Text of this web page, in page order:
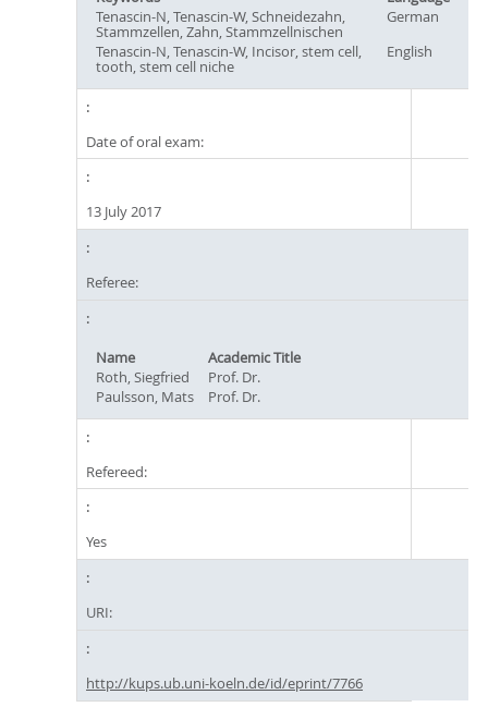
Tenascin-N, Tenascin-W, Schneidezahn,
Stammzellen, Zahn, Stammzellnischen
German
Tenascin-N, Tenascin-W, Incisor, stem cell,
tooth, stem cell niche
English
Date of oral exam:
13 July 2017
Referee:
Name
Academic Title
Roth, Siegfried
Prof. Dr.
Paulsson, Mats
Prof. Dr.
Refereed:
Yes
URI:
http://kups.ub.uni-koeln.de/id/eprint/7766